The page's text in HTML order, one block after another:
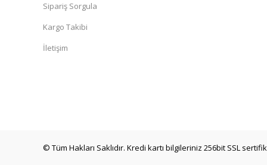
Sipariş Sorgula
Kargo Takibi
İletişim
© Tüm Hakları Saklıdır. Kredi kartı bilgileriniz 256bit SSL